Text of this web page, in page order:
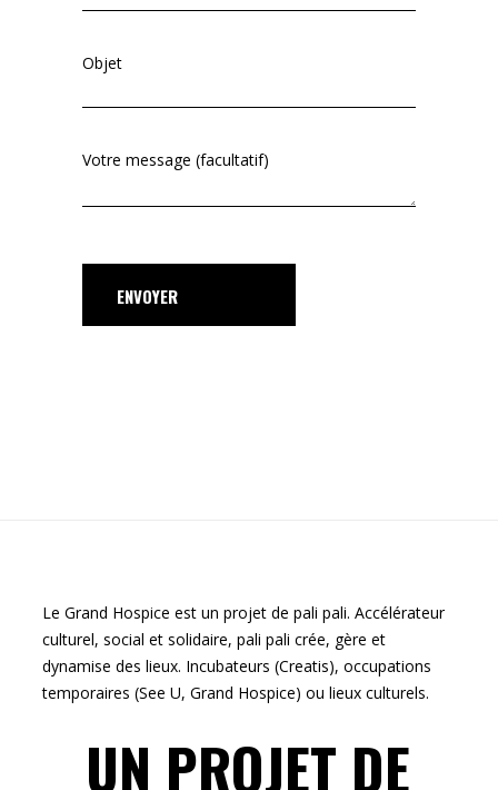
Objet
Votre message (facultatif)
ENVOYER
Le Grand Hospice est un projet de pali pali. Accélérateur
culturel, social et solidaire, pali pali crée, gère et
dynamise des lieux. Incubateurs (Creatis), occupations
temporaires (See U, Grand Hospice) ou lieux culturels.
UN PROJET DE